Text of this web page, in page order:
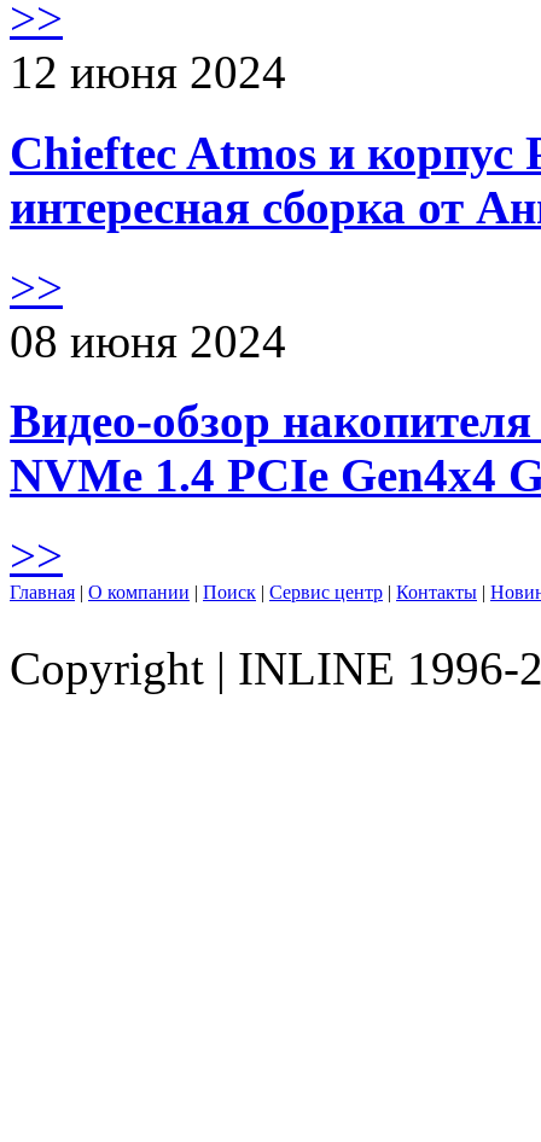
>>
12 июня 2024
Chieftec Atmos и корпус
интересная сборка от
>>
08 июня 2024
Видео-обзор
NVMe 1.4 PCIe Gen4х4
>>
Главная | О компании | Поиск | Сервис центр | Контакты |
Copyright | INLINE 1996-